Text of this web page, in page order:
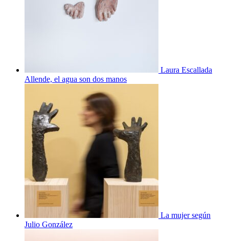
Laura Escallada
Allende, el agua son dos manos
La mujer según
Julio González